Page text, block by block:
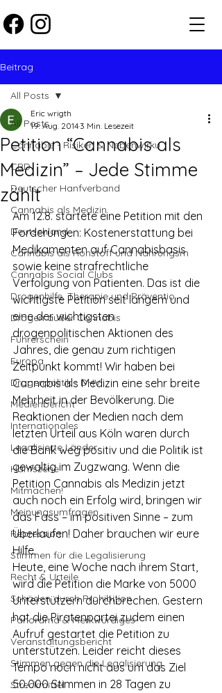
Beitrag
All Posts
Cannabis - Risiken & Nebenwirku
CBD
Deutscher Hanfverband
Cannabis als Medizin
Deutschland
Cannabis als Rohstoff und Nahrungsm
Cannabis Social Clubs
Drogenhilfe, Therapie und Präventio
Drogen außer Cannabis
Führerschein
Europa
Drogenpolitik - DHV
Medienbericht
Internationales
Legalisierte Länder
Hanfszene
Mitmachen!
Meinungsumfragen
Repression
Stimmen für die Legalisierung
Recht & Urteile
Schäden durch Prohibition
Panorama & Merkwürdiges
Veranstaltungsbericht
Stimmen gegen die Legalisierung
Streckmittel
All Posts
Petition “Cannabis als
Medizin” – Jede Stimme
zählt
Eric wrigth
19. Aug. 2014 3 Min. Lesezeit
Am 12.8. startete eine Petition mit den
Forderungen: Kostenerstattung bei
Medikamenten auf Cannabisbasis
sowie keine strafrechtliche
Verfolgung von Patienten. Das ist die
wichtigste Petition seit langem und
eine der wichtigsten
drogenpolitischen Aktionen des
Jahres, die genau zum richtigen
Zeitpunkt kommt! Wir haben bei
Cannabis als Medizin eine sehr breite
Mehrheit in der Bevölkerung. Die
Reaktionen der Medien nach dem
letzten Urteil aus Köln waren durch
die Bank weg positiv und die Politik ist
gewaltig im Zugzwang. Wenn die
Petition Cannabis als Medizin jetzt
auch noch ein Erfolg wird, bringen wir
das Fass – im positiven Sinne – zum
Überlaufen! Daher brauchen wir eure
Hilfe.
Heute, eine Woche nach ihrem Start,
wird die Petition die Marke von 5000
Unterstützern durchbrechen. Gestern
hat die Piratenpartei zudem einen
Aufruf gestartet die Petition zu
unterstützen. Leider reicht dieses
Tempo noch nicht aus um das Ziel
50.000 Stimmen in 28 Tagen zu